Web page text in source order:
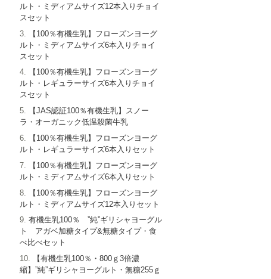
ルト・ミディアムサイズ12本入りチョイ
スセット
【100％有機生乳】フローズンヨーグ
ルト・ミディアムサイズ6本入りチョイ
スセット
【100％有機生乳】フローズンヨーグ
ルト・レギュラーサイズ6本入りチョイ
スセット
【JAS認証100％有機生乳】スノー
ラ・オーガニック低温殺菌牛乳
【100％有機生乳】フローズンヨーグ
ルト・レギュラーサイズ6本入りセット
【100％有機生乳】フローズンヨーグ
ルト・ミディアムサイズ6本入りセット
【100％有機生乳】フローズンヨーグ
ルト・ミディアムサイズ12本入りセット
有機生乳100％ ”純”ギリシャヨーグル
ト アガベ加糖タイプ&無糖タイプ・食
べ比べセット
【有機生乳100％・800ｇ3倍濃
縮】”純”ギリシャヨーグルト・無糖255ｇ